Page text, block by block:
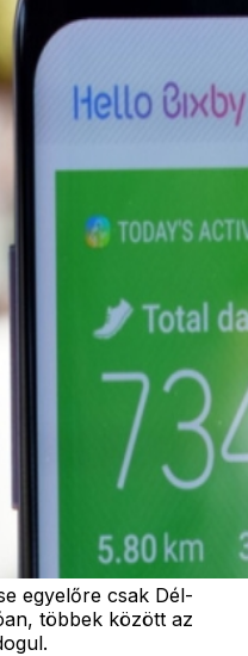
egyelőre csak Dél-
többek között az